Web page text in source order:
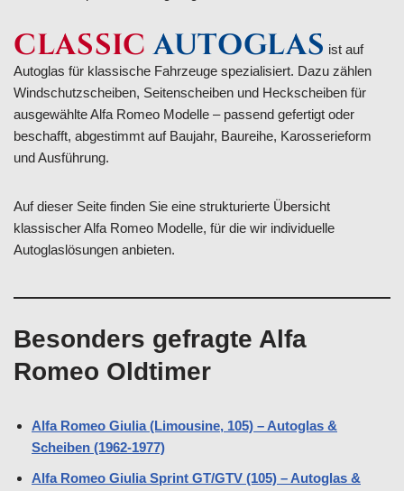
CLASSIC AUTOGLAS ist auf
Autoglas für klassische Fahrzeuge spezialisiert. Dazu zählen
Windschutzscheiben, Seitenscheiben und Heckscheiben für
ausgewählte Alfa Romeo Modelle – passend gefertigt oder
beschafft, abgestimmt auf Baujahr, Baureihe, Karosserieform
und Ausführung.
Auf dieser Seite finden Sie eine strukturierte Übersicht
klassischer Alfa Romeo Modelle, für die wir individuelle
Autoglaslösungen anbieten.
Besonders gefragte Alfa
Romeo Oldtimer
Alfa Romeo Giulia (Limousine, 105) – Autoglas &
Scheiben (1962-1977)
Alfa Romeo Giulia Sprint GT/GTV (105) – Autoglas &